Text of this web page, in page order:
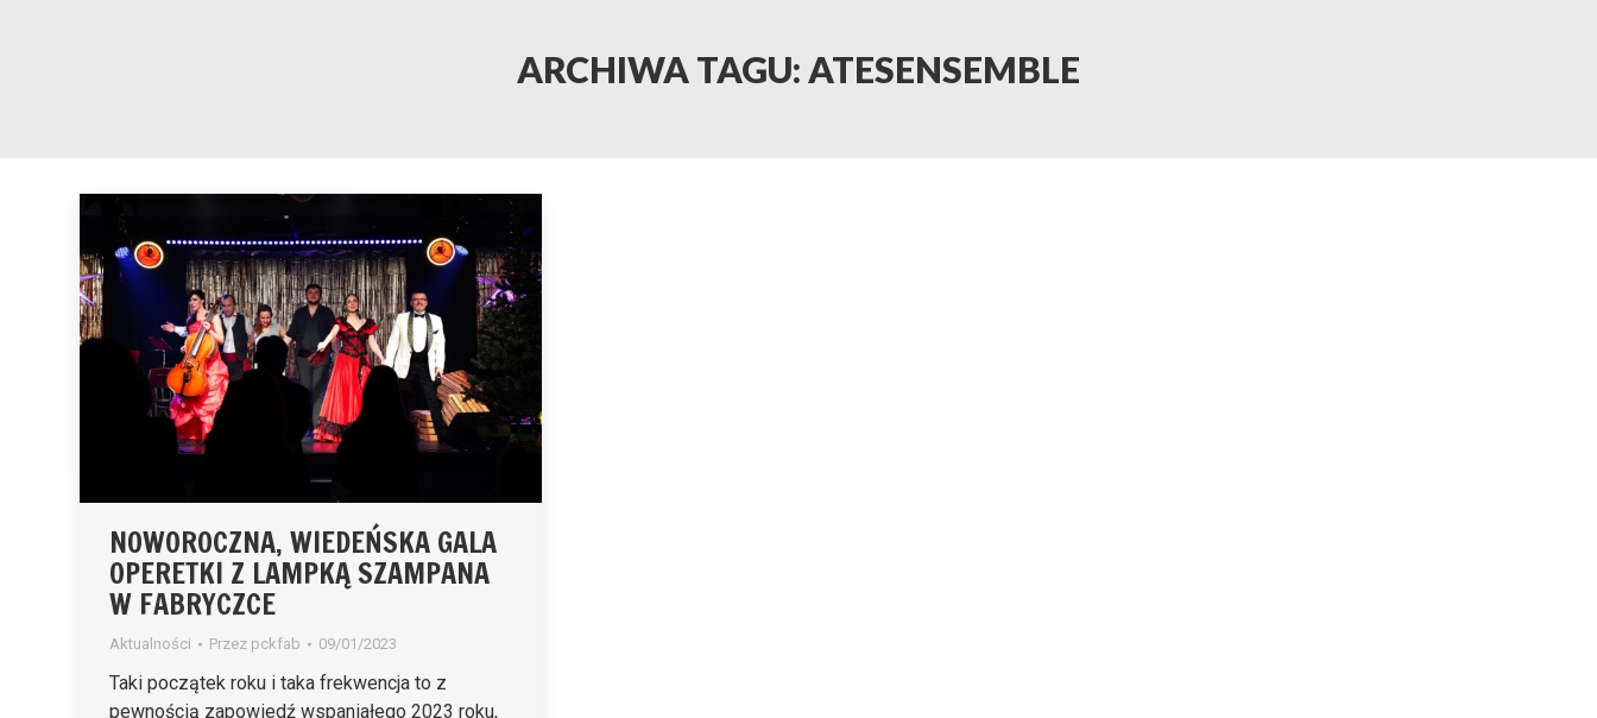
ARCHIWA TAGU: ATESENSEMBLE
NOWOROCZNA, WIEDEŃSKA GALA
OPERETKI Z LAMPKĄ SZAMPANA
W FABRYCZCE
Aktualności Przez pckfab 09/01/2023
Taki początek roku i taka frekwencja to z
pewnością zapowiedź wspaniałego 2023 roku,